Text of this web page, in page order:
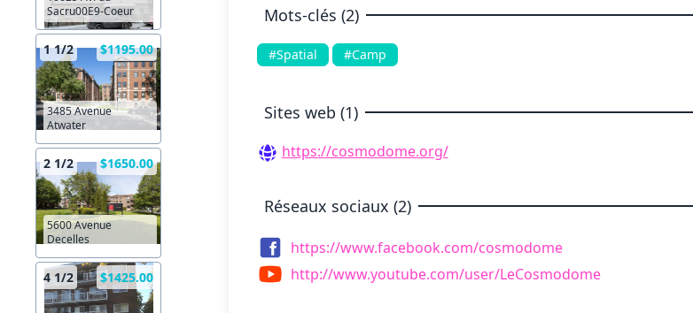
Sacru00E9-Coeur
1 1/2 $1195.00
3485 Avenue
Atwater
2 1/2 $1650.00
5600 Avenue
Decelles
4 1/2 $1425.00
Mots-clés (2)
#Spatial #Camp
Sites web (1)
https://cosmodome.org/
Réseaux sociaux (2)
https://www.facebook.com/cosmodome
http://www.youtube.com/user/LeCosmodome